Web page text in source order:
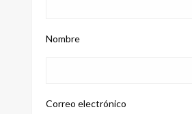
Nombre
Correo electrónico